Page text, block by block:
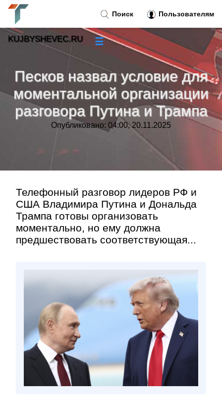
Песков назвал условие для
моментальной организации
разговора Путина и Трампа
Опубликовано: 04:00, 20.11.2025
Телефонный разговор лидеров РФ и
США Владимира Путина и Дональда
Трампа готовы организовать
моментально, но ему должна
предшествовать соответствующая...
Поиск Пользователям
KUJBYSHEVEC.RU ☰
Новости»
Тренды новостей»
Рубрики»
Контакт»